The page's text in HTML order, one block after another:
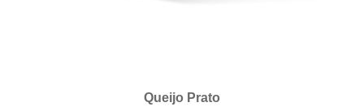
Queijo Prato